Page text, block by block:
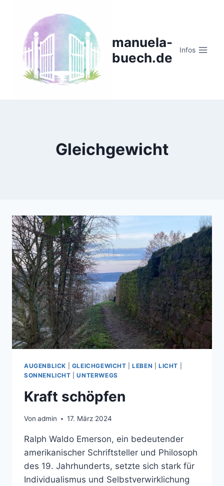
springen
manuela-
buech.de
Infos
Gleichgewicht
AUGENBLICK GLEICHGEWICHT |LEBEN |LICHT
SONNENLICHT |UNTERWEGS
Kraft schöpfen
Von admin 17. März 2024
Ralph Waldo Emerson, ein bedeutender
amerikanischer Schriftsteller und Philosoph
des 19. Jahrhunderts, setzte sich stark für
Individualismus und Selbstverwirklichung